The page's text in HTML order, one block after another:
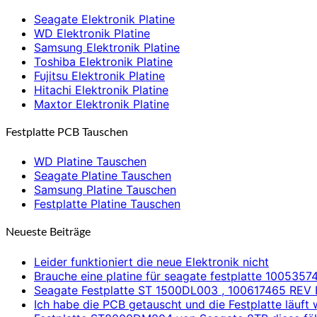
Seagate Elektronik Platine
WD Elektronik Platine
Samsung Elektronik Platine
Toshiba Elektronik Platine
Fujitsu Elektronik Platine
Hitachi Elektronik Platine
Maxtor Elektronik Platine
Festplatte PCB Tauschen
WD Platine Tauschen
Seagate Platine Tauschen
Samsung Platine Tauschen
Festplatte Platine Tauschen
Neueste Beiträge
Leider funktioniert die neue Elektronik nicht
Brauche eine platine für seagate festplatte
Seagate Festplatte ST 1500DL003 , 100617465 REV
Ich habe die PCB getauscht und die Festplatte läuft